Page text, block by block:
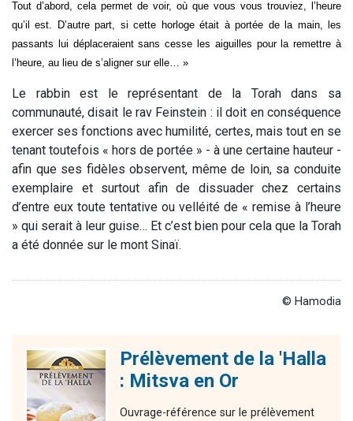
Tout d’abord, cela permet de voir, où que vous vous trouviez, l’heure
qu’il est. D’autre part, si cette horloge était à portée de la main, les
passants lui déplaceraient sans cesse les aiguilles pour la remettre à
l’heure, au lieu de s’aligner sur elle… »
Le rabbin est le représentant de la Torah dans sa
communauté, disait le rav Feinstein : il doit en conséquence
exercer ses fonctions avec humilité, certes, mais tout en se
tenant toutefois « hors de portée » - à une certaine hauteur -
afin que ses fidèles observent, même de loin, sa conduite
exemplaire et surtout afin de dissuader chez certains
d’entre eux toute tentative ou velléité de « remise à l’heure
» qui serait à leur guise… Et c’est bien pour cela que la Torah
a été donnée sur le mont Sinaï.
© Hamodia
Prélèvement de la 'Halla
: Mitsva en Or
Ouvrage-référence sur le prélèvement